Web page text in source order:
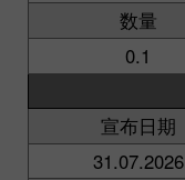
数量
0.1
宣布日期
31.07.2026